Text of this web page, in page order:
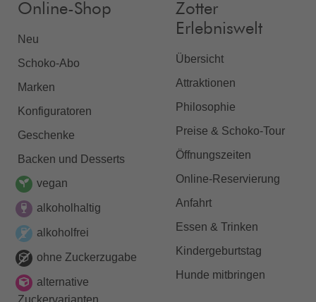
Online-Shop
Neu
Schoko-Abo
Marken
Konfiguratoren
Geschenke
Backen und Desserts
vegan
alkoholhaltig
alkoholfrei
ohne Zuckerzugabe
alternative
Zuckervarianten
Zotter
Erlebniswelt
Übersicht
Attraktionen
Philosophie
Preise & Schoko-Tour
Öffnungszeiten
Online-Reservierung
Anfahrt
Essen & Trinken
Kindergeburtstag
Hunde mitbringen